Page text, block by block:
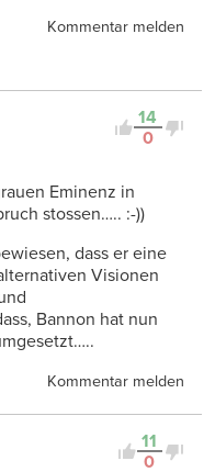
Kommentar melden
14
0
Eminenz in
stossen….. :-))
dass er eine
Visionen
Bannon hat nun
Kommentar melden
11
0